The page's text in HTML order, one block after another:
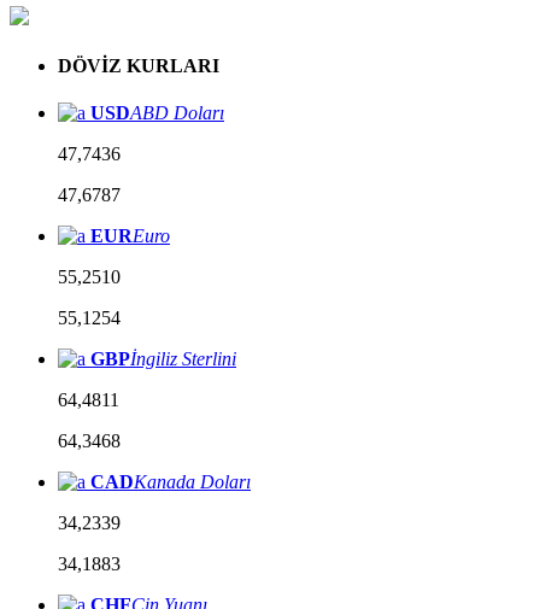
DÖVİZ KURLARI
USDABD Doları
47,7436
47,6787
EUREuro
55,2510
55,1254
GBPİngiliz Sterlini
64,4811
64,3468
CADKanada Doları
34,2339
34,1883